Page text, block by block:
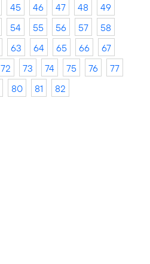
45 46 47 48
49
54 55 56 57
58
63 64 65 66
67
72 73 74 75 76
77
80 81 82